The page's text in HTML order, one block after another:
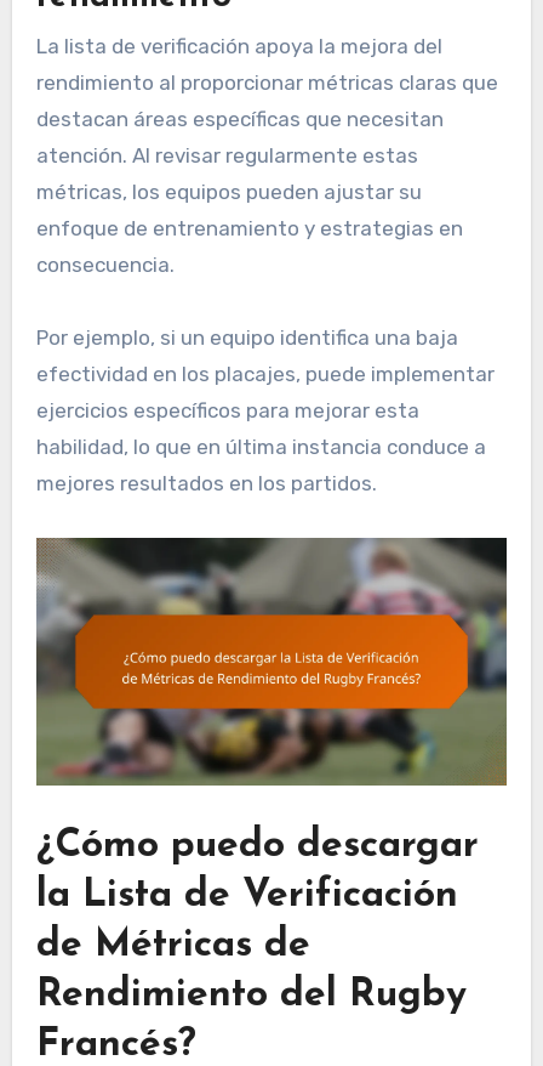
La lista de verificación apoya la mejora del
rendimiento al proporcionar métricas claras que
destacan áreas específicas que necesitan
atención. Al revisar regularmente estas
métricas, los equipos pueden ajustar su
enfoque de entrenamiento y estrategias en
consecuencia.
Por ejemplo, si un equipo identifica una baja
efectividad en los placajes, puede implementar
ejercicios específicos para mejorar esta
habilidad, lo que en última instancia conduce a
mejores resultados en los partidos.
¿Cómo puedo descargar
la Lista de Verificación
de Métricas de
Rendimiento del Rugby
Francés?